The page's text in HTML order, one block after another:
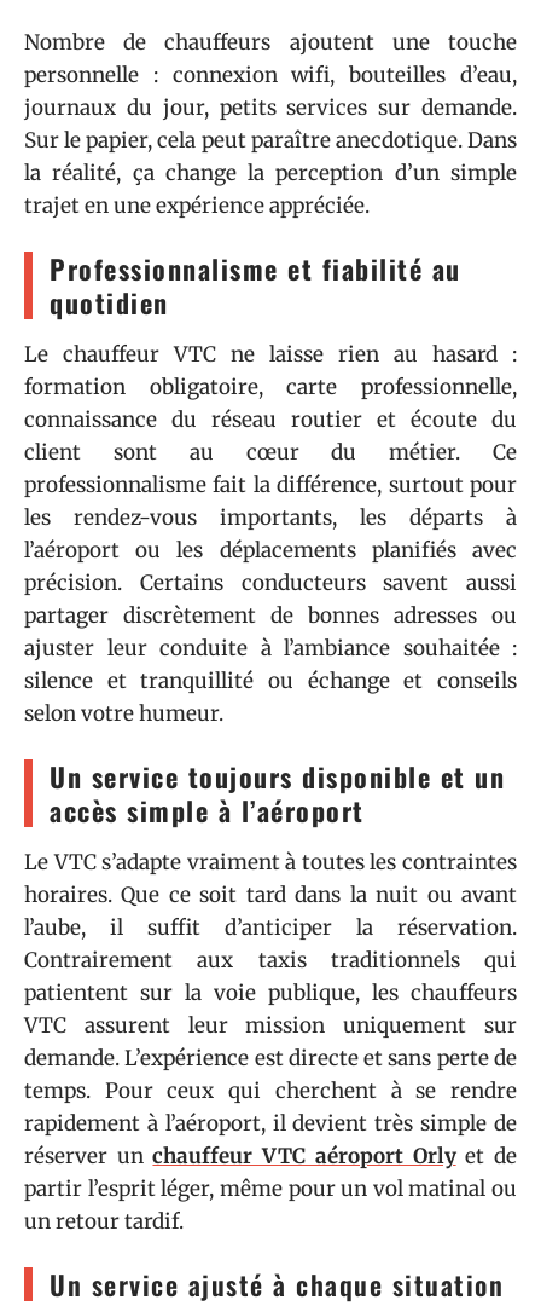
Nombre de chauffeurs ajoutent une touche
personnelle : connexion wifi, bouteilles d’eau,
journaux du jour, petits services sur demande.
Sur le papier, cela peut paraître anecdotique. Dans
la réalité, ça change la perception d’un simple
trajet en une expérience appréciée.
Professionnalisme et fiabilité au
quotidien
Le chauffeur VTC ne laisse rien au hasard :
formation obligatoire, carte professionnelle,
connaissance du réseau routier et écoute du
client sont au cœur du métier. Ce
professionnalisme fait la différence, surtout pour
les rendez-vous importants, les départs à
l’aéroport ou les déplacements planifiés avec
précision. Certains conducteurs savent aussi
partager discrètement de bonnes adresses ou
ajuster leur conduite à l’ambiance souhaitée :
silence et tranquillité ou échange et conseils
selon votre humeur.
Un service toujours disponible et un
accès simple à l’aéroport
Le VTC s’adapte vraiment à toutes les contraintes
horaires. Que ce soit tard dans la nuit ou avant
l’aube, il suffit d’anticiper la réservation.
Contrairement aux taxis traditionnels qui
patientent sur la voie publique, les chauffeurs
VTC assurent leur mission uniquement sur
demande. L’expérience est directe et sans perte de
temps. Pour ceux qui cherchent à se rendre
rapidement à l’aéroport, il devient très simple de
réserver unchauffeur VTC aéroport Orlyet de
partir l’esprit léger, même pour un vol matinal ou
un retour tardif.
Un service ajusté à chaque situation